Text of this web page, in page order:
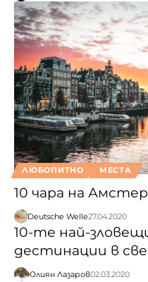
ЛЮБОПИТНО МЕСТА
10 чара на
Deutsche Welle27.04.2020
10-те най-
дестинации в
Юлиян Лазаров02.03.2020